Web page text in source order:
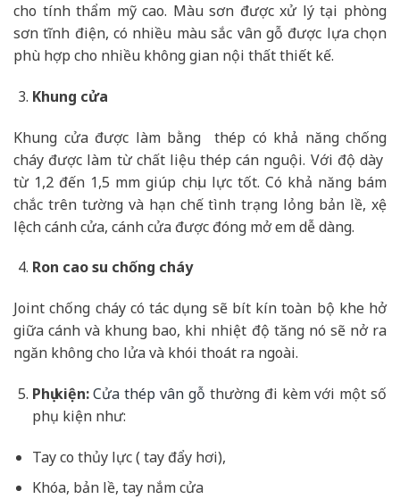
cho tính thẩm mỹ cao. Màu sơn được xử lý tại phòng
sơn tĩnh điện, có nhiều màu sắc vân gỗ được lựa chọn
phù hợp cho nhiều không gian nội thất thiết kế.
Khung cửa
Khung cửa được làm bằng thép có khả năng chống
cháy được làm từ chất liệu thép cán nguội. Với độ dày
từ 1,2 đến 1,5 mm giúp chịu lực tốt. Có khả năng bám
chắc trên tường và hạn chế tình trạng lỏng bản lề, xệ
lệch cánh cửa, cánh cửa được đóng mở em dễ dàng.
Ron cao su chống cháy
Joint chống cháy có tác dụng sẽ bít kín toàn bộ khe hở
giữa cánh và khung bao, khi nhiệt độ tăng nó sẽ nở ra
ngăn không cho lửa và khói thoát ra ngoài.
Phụ kiện:Cửa thép vân gỗ thường đi kèm với một số
phụ kiện như:
Tay co thủy lực ( tay đẩy hơi),
Khóa, bản lề, tay nắm cửa